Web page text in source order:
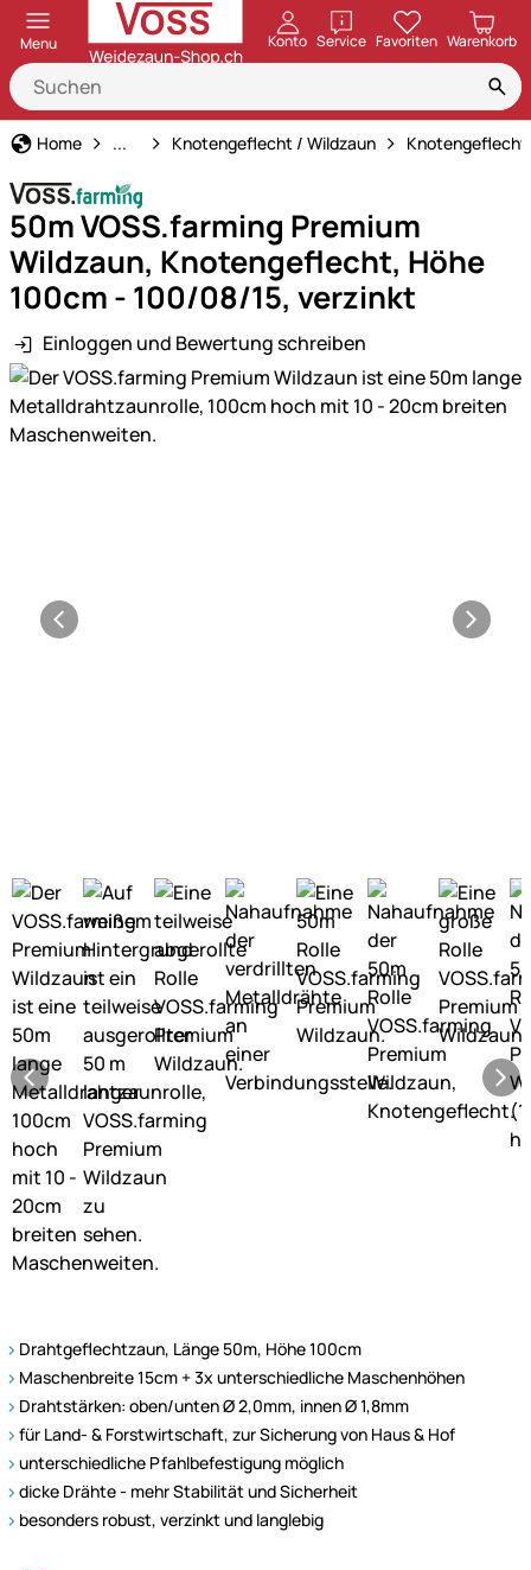
Menu Konto ServiceöffnenFavoriten Warenkorb
Home Weidezaun
... Knotengeflecht / Wildzaun Knotengeflecht
50m VOSS.farming Premium
Wildzaun, Knotengeflecht, Höhe
100cm - 100/08/15, verzinkt
Einloggen und Bewertung schreiben
Produktgalerie
Drahtgeflechtzaun, Länge 50m, Höhe 100cm
Maschenbreite 15cm + 3x unterschiedliche Maschenhöhen
Drahtstärken: oben/unten Ø 2,0mm, innen Ø 1,8mm
für Land- & Forstwirtschaft, zur Sicherung von Haus & Hof
unterschiedliche Pfahlbefestigung möglich
dicke Drähte - mehr Stabilität und Sicherheit
besonders robust, verzinkt und langlebig